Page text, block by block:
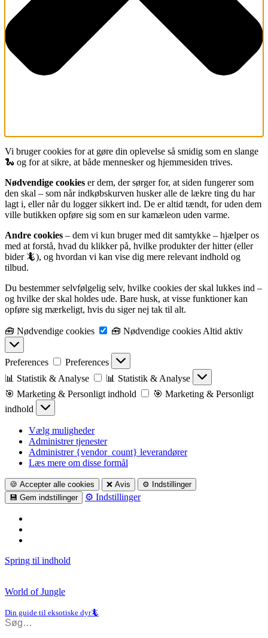
Vi bruger cookies for at gøre din oplevelse så smidig som en slange
🐍 og for at sikre, at både mennesker og hjemmesiden trives.
Nødvendige cookies er dem, der sørger for, at siden fungerer som
den skal – som når indkøbskurven husker alle de lækre ting du har
lagt i, eller når du logger sikkert ind. De er altid tændt, for uden dem
ville butikken opføre sig som en sur kamæleon uden varme.
Andre cookies – dem vi kun bruger med dit samtykke – hjælper os
med at forstå, hvad du klikker på, hvilke produkter der hitter (eller
bider 🦎), og hvordan vi kan vise dig mere relevant indhold og
tilbud.
Du bestemmer selvfølgelig selv, hvilke cookies der skal lukkes ind –
og hvilke der skal holdes ude. Bare husk, at visse funktioner kan
opføre sig mærkeligt, hvis du siger nej tak til alt.
🧰 Nødvendige cookies 🧰 Nødvendige cookies Altid aktiv
Preferences
Preferences
📊 Statistik & Analyse
📊 Statistik & Analyse
🎯 Marketing & Personligt indhold
🎯 Marketing & Personligt
indhold
Vælg muligheder
Administrer tjenester
Administrer {vendor_count} leverandører
Læs mere om disse formål
🍪 Accepter alle cookies ❌ Avis
⚙️ Indstillinger
💾 Gem indstillinger
⚙️ Indstillinger
Spring til indhold
World of Jungle
Din guide til eksotiske dyr🦎